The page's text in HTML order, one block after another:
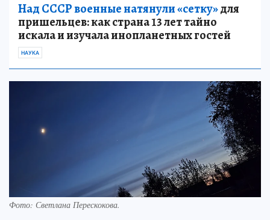
Над СССР военные натянули «сетку»для
пришельцев: как страна 13 лет тайно
искала и изучала инопланетных гостей
НАУКА
Фото: Светлана Перескокова.